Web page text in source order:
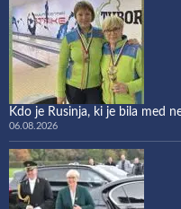
Kdo je Rusinja, ki je bila med
06.08.2026